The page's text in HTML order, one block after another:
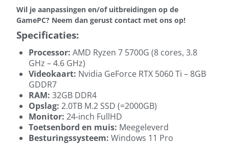
Wil je aanpassingen en/of uitbreidingen op de
GamePC? Neem dan gerust contact met ons op!
Specificaties:
Processor: AMD Ryzen 7 5700G (8 cores, 3.8
GHz – 4.6 GHz)
Videokaart: Nvidia GeForce RTX 5060 Ti – 8GB
GDDR7
RAM: 32GB DDR4
Opslag: 2.0TB M.2 SSD (=2000GB)
Monitor: 24-inch FullHD
Toetsenbord en muis: Meegeleverd
Besturingssysteem: Windows 11 Pro